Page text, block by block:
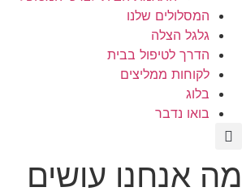
המסלולים שלנו
גלגל הצלה
הדרך לטיפול בבית
לקוחות ממליצים
בלוג
בואו נדבר
מה אנחנו עושים